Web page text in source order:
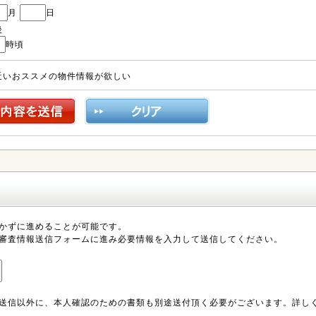
月
日
時頃
おススメの物件情報が欲しい
ずに進めることが可能です。
査情報送信フォームに進み必要情報を入力して送信してください。
以外に、本人確認のための書類も別途送付頂く必要がございます。詳し